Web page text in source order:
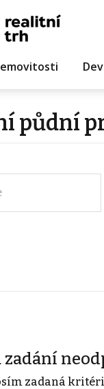
půdní
zadání
zadaná